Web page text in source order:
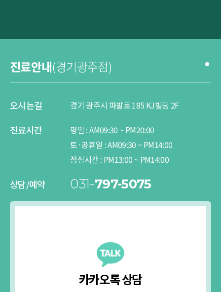
진료안내(경기광주점)
오시는길 경기 광주시 파발로 185 KJ빌딩 2F
진료시간 평일 :AM09:30 ~ PM20:00
토·공휴일 :AM09:30 ~ PM14:00
점심시간 : PM13:00 ~ PM14:00
상담/예약 031-797-5075
카카오톡 상담